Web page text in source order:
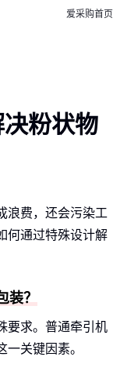
爱采购首页
粉状物
浪费，还会污染工
何通过特殊设计解
装？
要求。普通牵引机
关键因素。